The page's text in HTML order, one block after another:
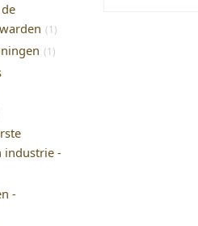
(1)
(1)
industrie -
-